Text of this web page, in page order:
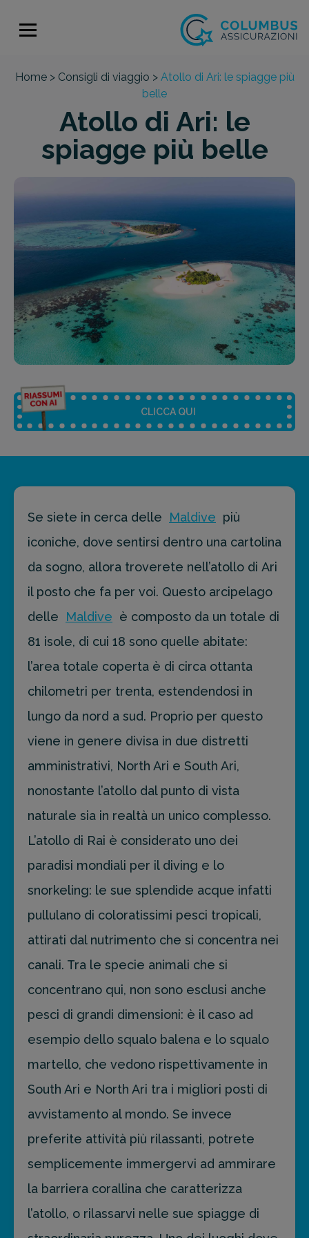
Home > Consigli di viaggio > Atollo di Ari: le spiagge più
belle
Atollo di Ari: le
spiagge più belle
CLICCA QUI
Riassunto dell'articolo
Breve Medio Punti chiave
Ottieni un preventivo personalizzato per la tua
prossima destinazione di viaggio.
FAI PREVENTIVO
Se siete in cerca delle Maldive più
iconiche, dove sentirsi dentro una cartolina
da sogno, allora troverete nell’atollo di Ari
il posto che fa per voi. Questo arcipelago
delle
Maldive è composto da un totale di
81 isole, di cui 18 sono quelle abitate:
l’area totale coperta è di circa ottanta
chilometri per trenta, estendendosi in
lungo da nord a sud. Proprio per questo
viene in genere divisa in due distretti
amministrativi, North Ari e South Ari,
nonostante l’atollo dal punto di vista
naturale sia in realtà un unico complesso.
L’atollo di Rai è considerato uno dei
paradisi mondiali per il diving e lo
snorkeling: le sue splendide acque infatti
pullulano di coloratissimi pesci tropicali,
attirati dal nutrimento che si concentra nei
canali. Tra le specie animali che si
concentrano qui, non sono esclusi anche
pesci di grandi dimensioni: è il caso ad
esempio dello squalo balena e lo squalo
martello, che vedono rispettivamente in
South Ari e North Ari tra i migliori posti di
avvistamento al mondo. Se invece
preferite attività più rilassanti, potrete
semplicemente immergervi ad ammirare
la barriera corallina che caratterizza
l’atollo, o rilassarvi nelle sue spiagge di